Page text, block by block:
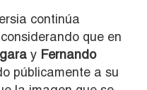
continúa
que en
y Fernando
públicamente a su